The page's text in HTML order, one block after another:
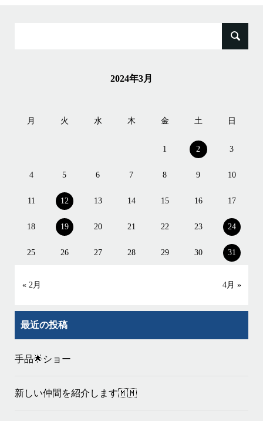
2024年3月
月 火 水 木 金 土 日
1 2 3
4 5 6 7 8 9 10
11 12 13 14 15 16 17
18 19 20 21 22 23 24
25 26 27 28 29 30 31
« 2月 4月 »
最近の投稿
手品🌟ショー
新しい仲間を紹介します🇲🇲